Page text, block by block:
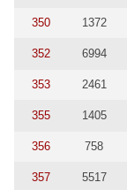
350 1372
352 6994
353 2461
355 1405
356 758
357 5517